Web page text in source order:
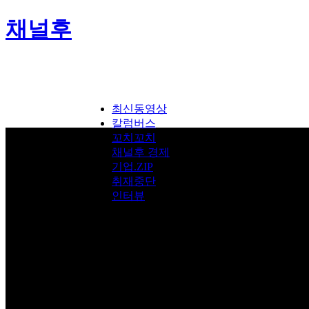
채널후
최신동영상
칼럼버스
꼬치꼬치
채널후 경제
기업.ZIP
취재중단
인터뷰